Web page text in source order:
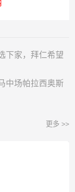
下家，拜仁希望
中场帕拉西奥斯
更多 >>